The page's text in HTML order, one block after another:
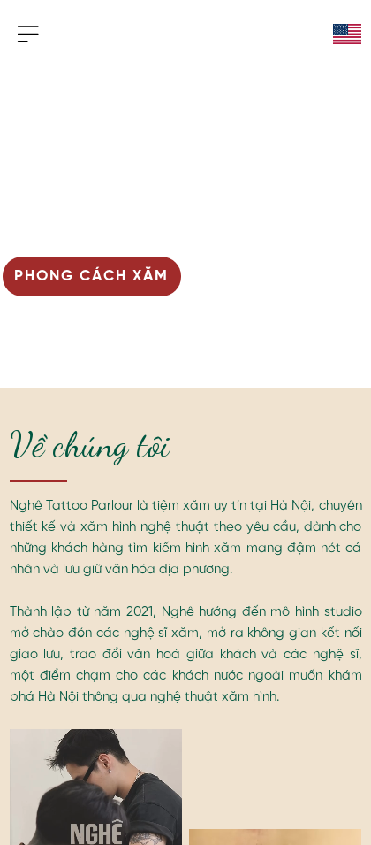
PHONG CÁCH XĂM
Nghê Tattoo Parlour là tiệm xăm uy tín tại Hà Nội, chuyên
thiết kế và xăm hình nghệ thuật theo yêu cầu, dành cho
những khách hàng tìm kiếm hình xăm mang đậm nét cá
nhân và lưu giữ văn hóa địa phương.
Thành lập từ năm 2021, Nghê hướng đến mô hình studio
mở chào đón các nghệ sĩ xăm, mở ra không gian kết nối
giao lưu, trao đổi văn hoá giữa khách và các nghệ sĩ,
một điểm chạm cho các khách nước ngoài muốn khám
phá Hà Nội thông qua nghệ thuật xăm hình.
Về chúng tôi